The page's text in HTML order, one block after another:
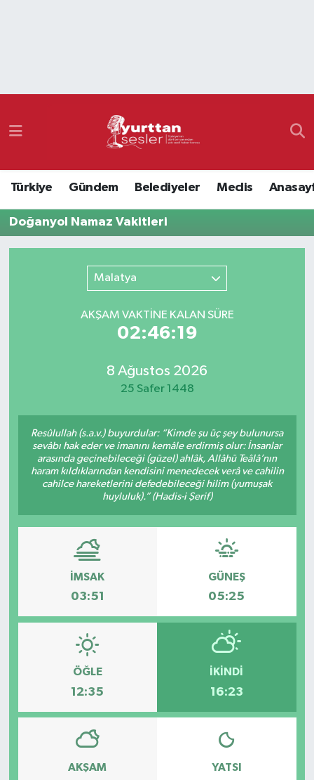
Türkiye Gündem Belediyeler Meclis
Doğanyol Namaz Vakitleri
Malatya
AKŞAM VAKTİNE KALAN SÜRE
02:46:19
8 Ağustos 2026
25 Safer 1448
Resûlullah (s.a.v.) buyurdular: “Kimde şu üç şey bulunursa
sevâbı hak eder ve imanını kemâle erdirmiş olur: İnsanlar
arasında geçinebileceği (güzel) ahlâk, Allâhü Teâlâ’nın
haram kıldıklarından kendisini menedecek verâ ve cahilin
cahilce hareketlerini defedebileceği hilim (yumuşak
huyluluk).” (Hadis-i Şerif)
İMSAK
03:51
GÜNEŞ
05:25
ÖĞLE
12:35
İKINDI
16:23
AKŞAM YATSI
Namaz Vakitleri
Süper Lig Puan Durumu ve Fikstür
Son Dakika Haberleri